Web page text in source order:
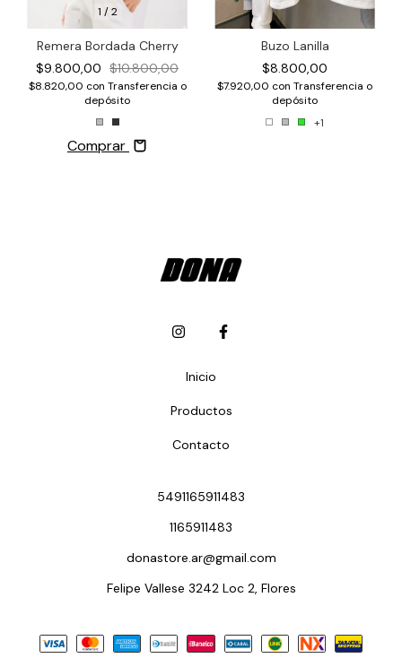
1 /2
Remera Bordada Cherry
$9.800,00 $10.800,00
$8.820,00 con Transferencia o
depósito
Comprar
Buzo Lanilla
$8.800,00
$7.920,00 con Transferencia o
depósito
+1
Inicio
Productos
Contacto
5491165911483
1165911483
donastore.ar@gmail.com
Felipe Vallese 3242 Loc 2, Flores